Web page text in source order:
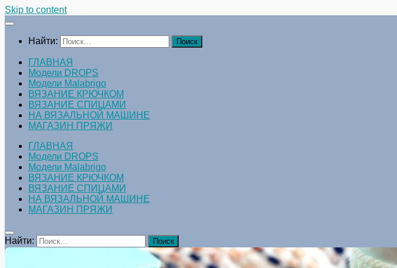
Skip to content
Найти:
ГЛАВНАЯ
Модели DROPS
Модели Malabrigo
ВЯЗАНИЕ КРЮЧКОМ
ВЯЗАНИЕ СПИЦАМИ
НА ВЯЗАЛЬНОЙ МАШИНЕ
МАГАЗИН ПРЯЖИ
ГЛАВНАЯ
Модели DROPS
Модели Malabrigo
ВЯЗАНИЕ КРЮЧКОМ
ВЯЗАНИЕ СПИЦАМИ
НА ВЯЗАЛЬНОЙ МАШИНЕ
МАГАЗИН ПРЯЖИ
Найти: